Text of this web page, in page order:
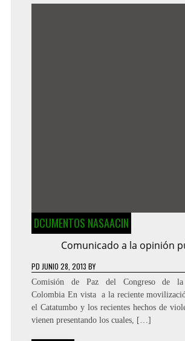
DCUMENTOS NASAACIN
Comunicado a la opinión
PD JUNIO 28, 2013 BY
Comisión de Paz del Congreso de
Colombia En vista a la reciente
el Catatumbo y los recientes hechos de
vienen presentando los cuales, […]